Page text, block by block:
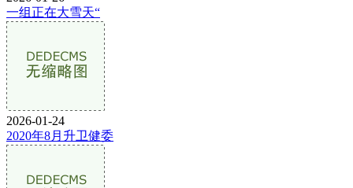
一组正在大雪天“
2026-01-24
2020年8月升卫健委